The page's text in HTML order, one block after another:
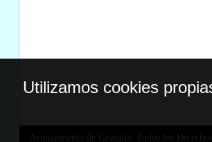
Ayuntamiento de Granada. Todos los Derechos
Utilizamos cookies